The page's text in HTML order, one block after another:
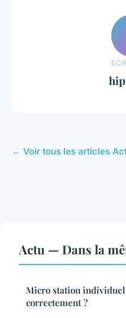
← Voir tous les articles
Actu — Dans la
Micro station
correctement ?